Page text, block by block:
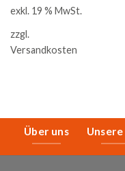
exkl. 19 % MwSt.
zzgl.
Versandkosten
Über uns